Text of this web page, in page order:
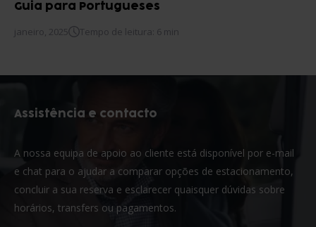
Guia para Portugueses
janeiro, 2025 Tempo de leitura: 6 min
Assistência e contacto
A nossa equipa de apoio ao cliente está disponível por e-mail
e chat para o ajudar a comparar opções de estacionamento,
concluir a sua reserva e esclarecer quaisquer dúvidas sobre
horários, transfers ou pagamentos.